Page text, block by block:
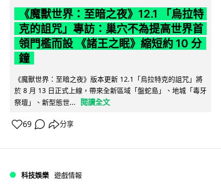
《魔獸世界：至暗之夜》12.1 「烏拉特
克的詛咒」專訪：巢穴不為提高世界首
領門檻而設 《諸王之眠》縮短約 10 分
鐘
《魔獸世界：至暗之夜》版本更新 12.1「烏拉特克的詛咒」將
於 8 月 13 日正式上線，帶來全新區域「盤蛇島」、地城「毒牙
祭壇」、新型態世...
閱讀全文
69 分享
科技娛樂 遊戲情報